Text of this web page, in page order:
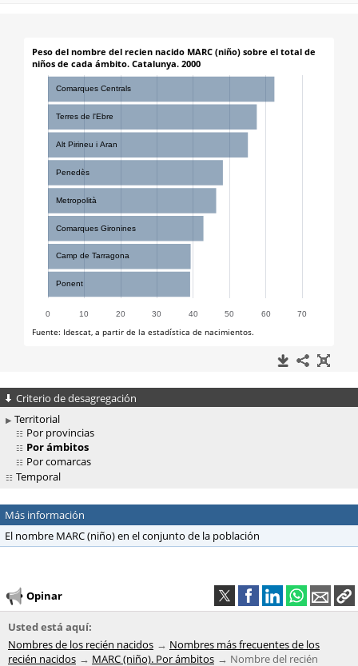
Criterio de desagregación
Territorial
Por provincias
Por ámbitos
Por comarcas
Temporal
Más información
El nombre MARC (niño) en el conjunto de la población
Opinar
Usted está aquí:
Nombres de los recién nacidos
Nombres más frecuentes de los
recién nacidos
MARC (niño). Por ámbitos Nombre del recién